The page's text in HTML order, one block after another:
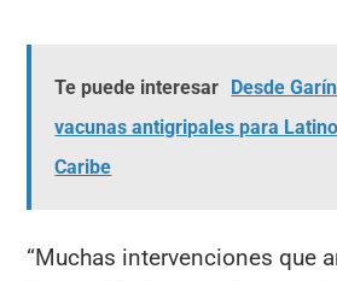
Te puede interesar Desde
vacunas antigripales para
Caribe
“Muchas intervenciones que